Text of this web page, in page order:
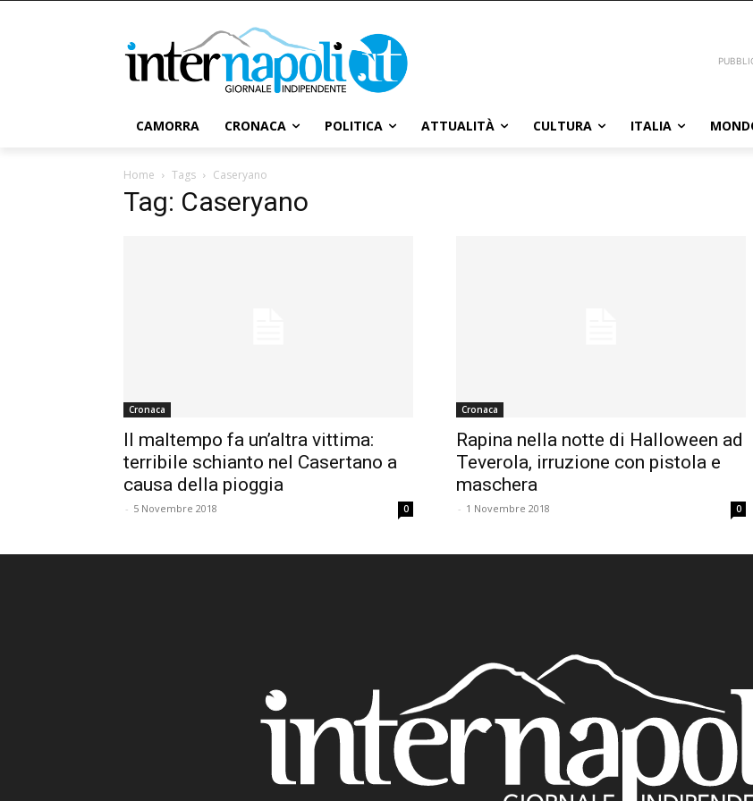
CAMORRA CRONACA POLITICA ATTUALITÀ CULTURA ITALIA
Home Tags Caseryano
Tag: Caseryano
Cronaca
Il maltempo fa un’altra vittima:
terribile schianto nel Casertano a
causa della pioggia
- 5 Novembre 2018 0
Cronaca
Rapina nella notte di Halloween ad
Teverola, irruzione con pistola e
maschera
- 1 Novembre 2018 0